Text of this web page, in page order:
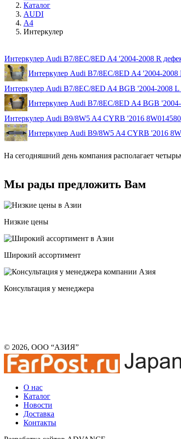
Каталог
AUDI
A4
Интеркулер
Интеркулер Audi B7/8EC/8ED A4 '2004-2008 R
Интеркулер Audi B7/8EC/8ED A4 '2004-2008
Интеркулер Audi B7/8EC/8ED A4 BGB '2004-2008
Интеркулер Audi B7/8EC/8ED A4 BGB
Интеркулер Audi B9/8W5 A4 CYRB '2016
Интеркулер Audi B9/8W5 A4 CYRB '2016
На сегодняшний день компания располагает
Мы рады предложить Вам
Низкие цены
Широкий ассортимент
Консультация у менеджера
© 2026, ООО “АЗИЯ”
О нас
Каталог
Новости
Доставка
Контакты